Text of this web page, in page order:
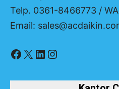
Telp. 0361-8466773 /
Email:
Facebook
X LinkedIn
Instagram